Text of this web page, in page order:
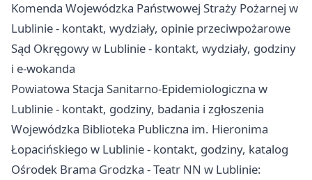
Komenda Wojewódzka Państwowej Straży Pożarnej w
Lublinie - kontakt, wydziały, opinie przeciwpożarowe
Sąd Okręgowy w Lublinie - kontakt, wydziały, godziny
i e-wokanda
Powiatowa Stacja Sanitarno-Epidemiologiczna w
Lublinie - kontakt, godziny, badania i zgłoszenia
Wojewódzka Biblioteka Publiczna im. Hieronima
Łopacińskiego w Lublinie - kontakt, godziny, katalog
Ośrodek Brama Grodzka - Teatr NN w Lublinie: